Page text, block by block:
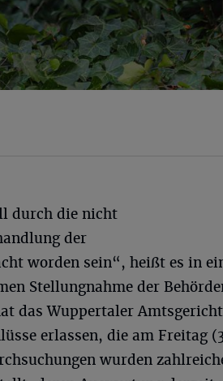
durch die nicht
der
worden sein“, heißt es in
Stellungnahme der
das Wuppertaler
erlassen, die am Freitag
wurden